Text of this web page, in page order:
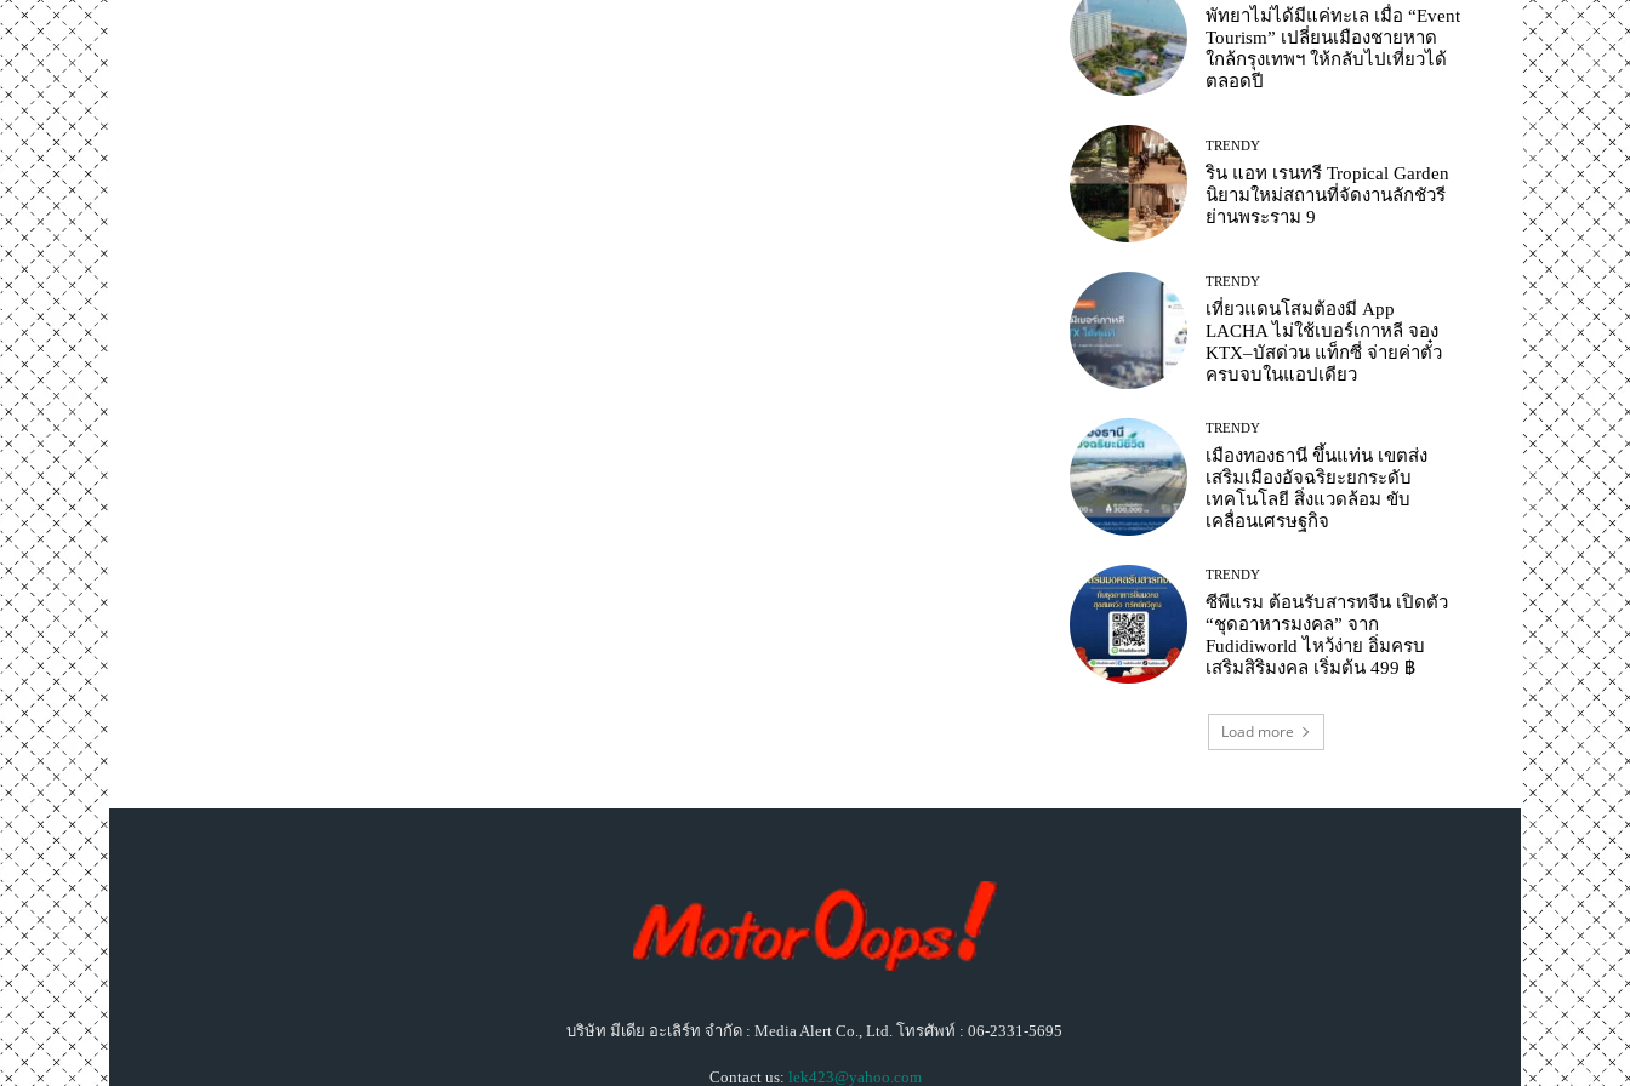
พัทยาไม่ได้มีแค่ทะเล เมื่อ “Event
Tourism” เปลี่ยนเมืองชายหาด
ใกล้กรุงเทพฯ ให้กลับไปเที่ยวได้
ตลอดปี
TRENDY
ริน แอท เรนทรี Tropical Garden
นิยามใหม่สถานที่จัดงานลักชัวรี
ย่านพระราม 9
TRENDY
เที่ยวแดนโสมต้องมี App
LACHA ไม่ใช้เบอร์เกาหลี จอง
KTX–บัสด่วน แท็กซี่ จ่ายค่าตั๋ว
ครบจบในแอปเดียว
TRENDY
เมืองทองธานี ขึ้นแท่น เขตส่ง
เสริมเมืองอัจฉริยะยกระดับ
เทคโนโลยี สิ่งแวดล้อม ขับ
เคลื่อนเศรษฐกิจ
TRENDY
ซีพีแรม ต้อนรับสารทจีน เปิดตัว
“ชุดอาหารมงคล” จาก
Fudidiworld ไหว้ง่าย อิ่มครบ
เสริมสิริมงคล เริ่มต้น 499 ฿
Load more
บริษัท มีเดีย อะเลิร์ท จำกัด : Media Alert Co., Ltd. โทรศัพท์ : 06-2331-5695
Contact us: lek423@yahoo.com